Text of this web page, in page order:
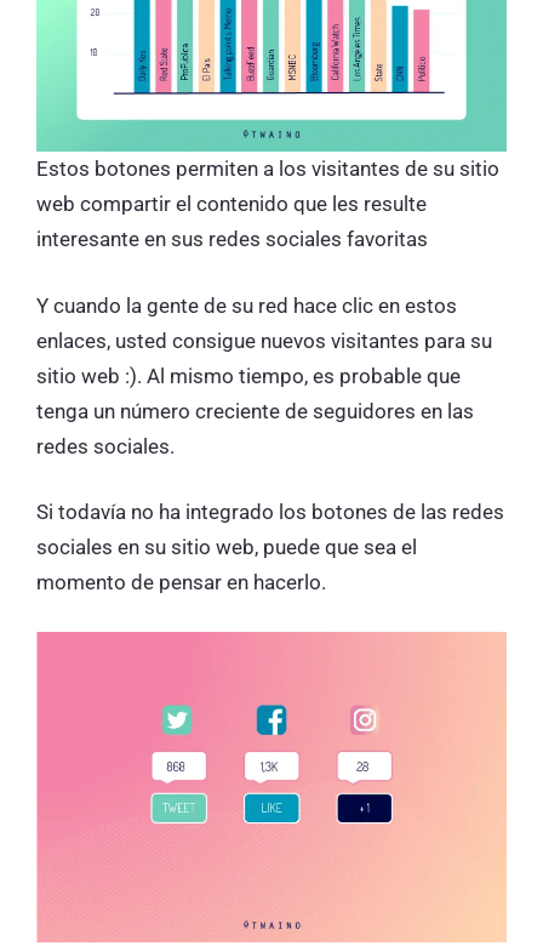
Estos botones permiten a los visitantes de su sitio
web compartir el contenido que les resulte
interesante en sus redes sociales favoritas
Y cuando la gente de su red hace clic en estos
enlaces, usted consigue nuevos visitantes para su
sitio web :). Al mismo tiempo, es probable que
tenga un número creciente de seguidores en las
redes sociales.
Si todavía no ha integrado los botones de las redes
sociales en su sitio web, puede que sea el
momento de pensar en hacerlo.